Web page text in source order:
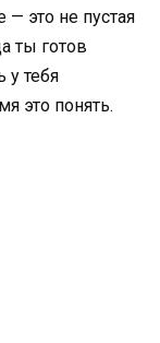
— это не пустая
ты готов
у тебя
это понять.